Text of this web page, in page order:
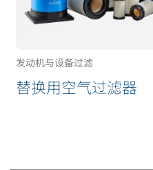
发动机与设备过滤
替换用空气过滤器